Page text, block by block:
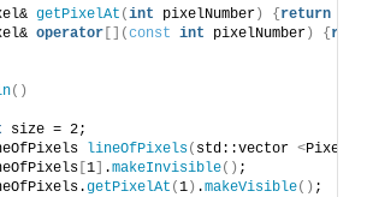
getPixelAt (int pixelNumber ) { return
operator [](const int pixelNumber ) {
()
size = 2;
lineOfPixels( std::vector <Pixel
1 .makeInvisible() ;
getPixelAt (1 ) .makeVisible() ;